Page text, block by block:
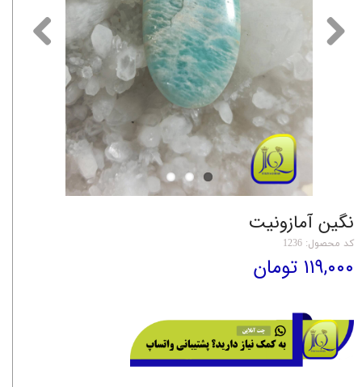
نگین آمازونیت
کد محصول: 1236
۱۱۹,۰۰۰ تومان